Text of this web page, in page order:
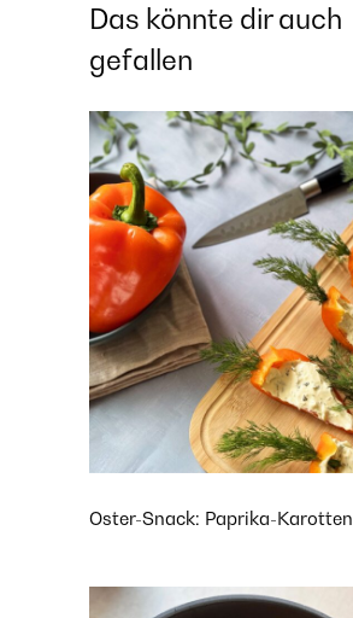
Das könnte dir auch
gefallen
Oster-Snack: Paprika-Karotten